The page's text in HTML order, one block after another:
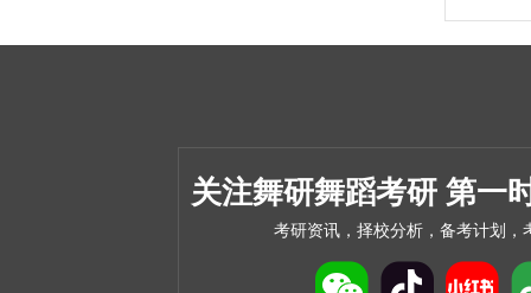
关注舞研舞蹈考研 第一
考研资讯，择校分析，备考计划，